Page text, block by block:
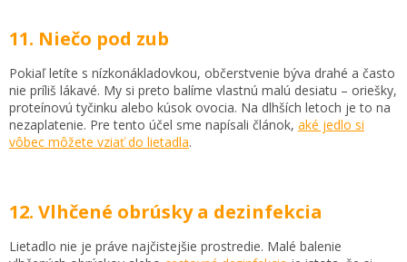
11. Niečo pod zub
Pokiaľ letíte s nízkonákladovkou, občerstvenie býva drahé a často
nie príliš lákavé. My si preto balíme vlastnú malú desiatu – oriešky,
proteínovú tyčinku alebo kúsok ovocia. Na dlhších letoch je to na
nezaplatenie. Pre tento účel sme napísali článok, aké jedlo si
vôbec môžete vziať do lietadla.
12. Vlhčené obrúsky a dezinfekcia
Lietadlo nie je práve najčistejšie prostredie. Malé balenie